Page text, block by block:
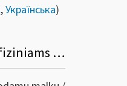
,Українська)
12. Kokia tvarka lengvatinis PVM tarifas taikomas medienos produktams (įskaitant malkas), kai jie parduodami fiziniams asmenims, kuriems už kietą kurą kompensacijas teikia savivaldybė?